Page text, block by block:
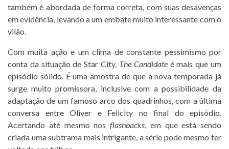
também é abordada de forma correta, com suas desavenças
em evidência, levando a um embate muito interessante com o
vilão.
Com muita ação e um clima de constante pessimismo por
conta da situação de Star City, The Candidateé mais que um
episódio sólido. É uma amostra de que a nova temporada já
surge muito promissora, inclusive com a possibilidade da
adaptação de um famoso arco dos quadrinhos, com a última
conversa entre Oliver e Felicity no final do episódio.
Acertando até mesmo nos flashbacks, em que está sendo
criada uma subtrama mais intrigante, a série pode mesmo ter